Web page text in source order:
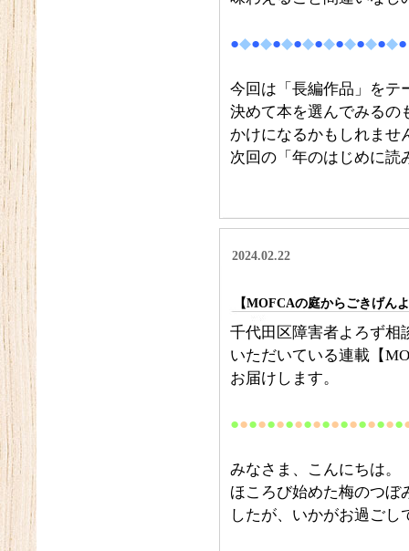
●◆●◆●◆●◆●◆●◆●◆●◆●
今回は「長編作品」をテ
決めて本を選んでみるの
かけになるかもしれませ
次回の「年のはじめに読
2024.02.22
【MOFCAの庭からごきげん
千代田区障害者よろず相
いただいている連載【
お届けします。
●●●●●●●●●●●●●●●●●●●
みなさま、こんにちは。
ほころび始めた梅のつぼ
したが、いかがお過ごし